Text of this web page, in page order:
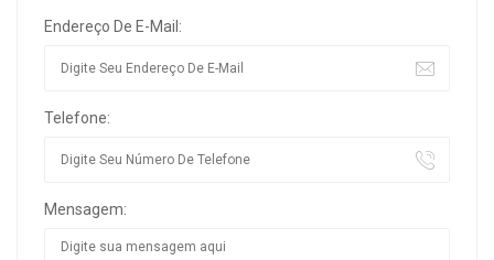
Endereço De E-Mail:
Telefone:
Mensagem: